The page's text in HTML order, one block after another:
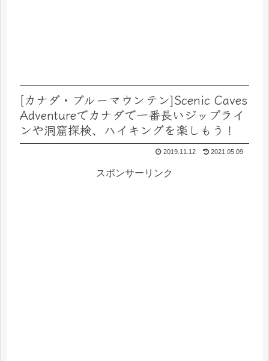
[カナダ・ブルーマウンテン]Scenic Caves
Adventureでカナダで一番長いジップライ
ンや洞窟探検、ハイキングを楽しもう！
2019.11.12 2021.05.09
スポンサーリンク